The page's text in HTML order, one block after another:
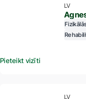
LV
Pieteikt vizīti
LV